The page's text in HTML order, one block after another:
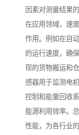
因素对测量结果的
在应用领域，速
作用。例如在自
的运行速度，确
现的货物搬运和
感器用于监测电
控制和能量回收
能源利用效率。
性能，为各行业